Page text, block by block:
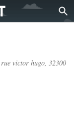
rue victor hugo, 32300